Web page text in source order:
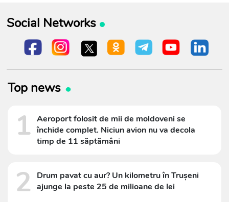
Social Networks
Top news
1 Aeroport folosit de mii de moldoveni se
închide complet. Niciun avion nu va decola
timp de 11 săptămâni
2
Drum pavat cu aur? Un kilometru în Trușeni
ajunge la peste 25 de milioane de lei